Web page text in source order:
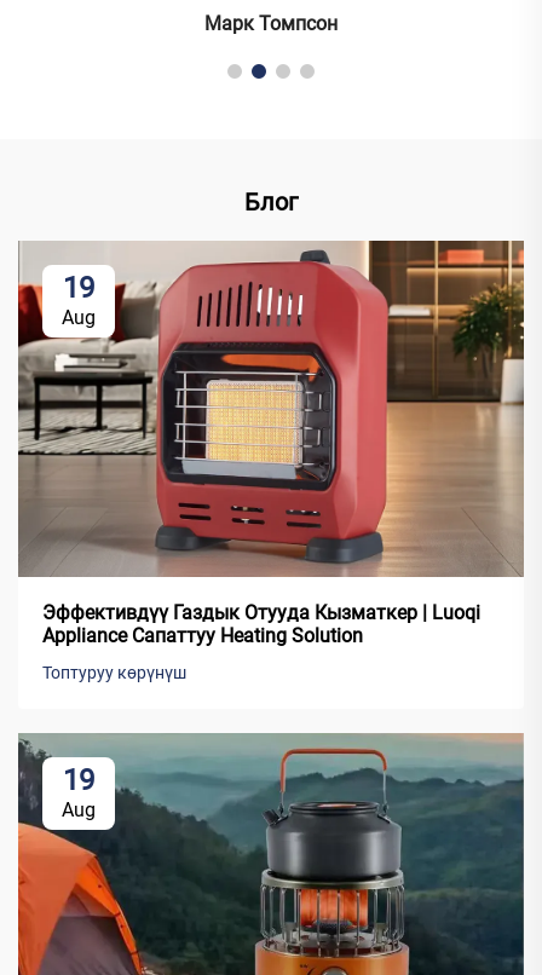
Марк Томпсон
Блог
19
Aug
Эффективдүү Газдык Отууда Кызматкер | Luoqi
Appliance Сапаттуу Heating Solution
Топтуруу көрүнүш
19
Aug